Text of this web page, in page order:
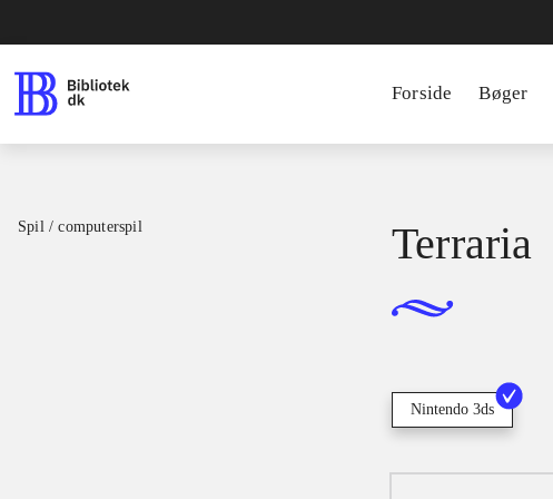
Forside Bøger
Spil / computerspil Terraria
Nintendo 3ds